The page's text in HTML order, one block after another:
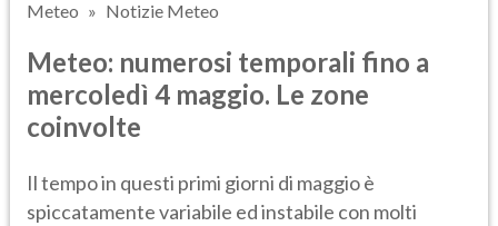
Meteo Notizie Meteo
Meteo: numerosi temporali fino a
mercoledì 4 maggio. Le zone
coinvolte
Il tempo in questi primi giorni di maggio è
spiccatamente variabile ed instabile con molti